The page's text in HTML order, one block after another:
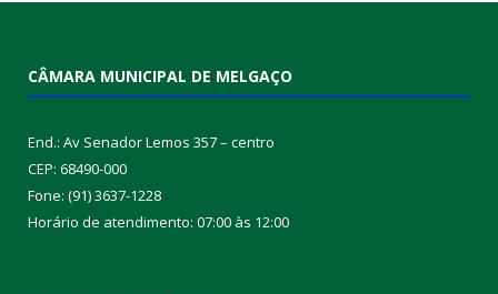
CÂMARA MUNICIPAL DE MELGAÇO
End.: Av Senador Lemos 357 – centro
CEP: 68490-000
Fone: (91) 3637-1228
Horário de atendimento: 07:00 às 12:00